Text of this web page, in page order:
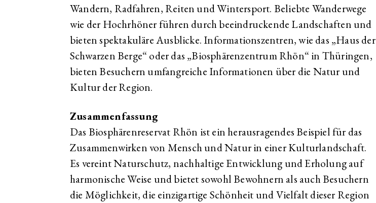
Wandern, Radfahren, Reiten und Wintersport. Beliebte Wanderwege
wie der Hochrhöner führen durch beeindruckende Landschaften und
bieten spektakuläre Ausblicke. Informationszentren, wie das „Haus der
Schwarzen Berge“ oder das „Biosphärenzentrum Rhön“ in Thüringen,
bieten Besuchern umfangreiche Informationen über die Natur und
Kultur der Region.
Zusammenfassung
Das Biosphärenreservat Rhön ist ein herausragendes Beispiel für das
Zusammenwirken von Mensch und Natur in einer Kulturlandschaft.
Es vereint Naturschutz, nachhaltige Entwicklung und Erholung auf
harmonische Weise und bietet sowohl Bewohnern als auch Besuchern
die Möglichkeit, die einzigartige Schönheit und Vielfalt dieser Region